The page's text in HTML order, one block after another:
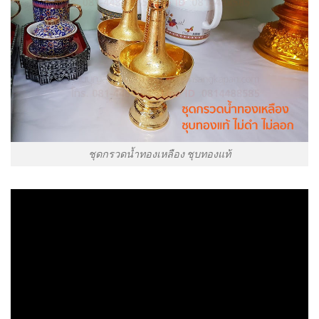
ชุดกรวดน้ำทองเหลือง ชุบทองแท้